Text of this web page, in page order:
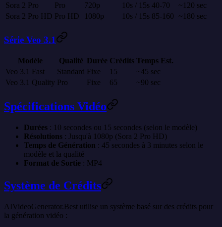
Sora 2 Pro
Pro 720p 10s / 15s 40-70
~120 sec
Sora 2 Pro HD Pro HD 1080p 10s / 15s 85-160 ~180 sec
Série Veo 3.1
Modèle Qualité Durée Crédits Temps Est.
Veo 3.1 Fast
Standard Fixe 15
~45 sec
Veo 3.1 Quality Pro Fixe 65 ~90 sec
Spécifications Vidéo
Durées : 10 secondes ou 15 secondes (selon le modèle)
Résolutions : Jusqu'à 1080p (Sora 2 Pro HD)
Temps de Génération : 45 secondes à 3 minutes selon le
modèle et la qualité
Format de Sortie : MP4
Système de Crédits
AIVideoGenerator.Best utilise un système basé sur des crédits pour
la génération vidéo :